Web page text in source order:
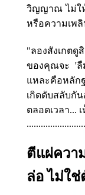
วิญญาณ ไม่ให้
หรือความเพ
"ลองสังเกตดู
ของคุณจะ 'ลื
แหละคือหลัก
เกิดดับสลับกั
ตลอดเวลา...
ตีแผ่ควา
ล่อ ไม่ใ